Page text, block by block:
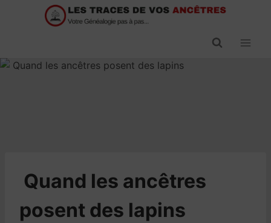
​Quand les ancêtres
posent des lapins